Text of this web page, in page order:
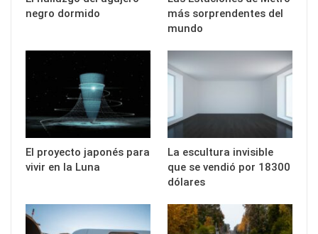
negro dormido
más sorprendentes del
mundo
El proyecto japonés para
vivir en la Luna
La escultura invisible
que se vendió por 18300
dólares